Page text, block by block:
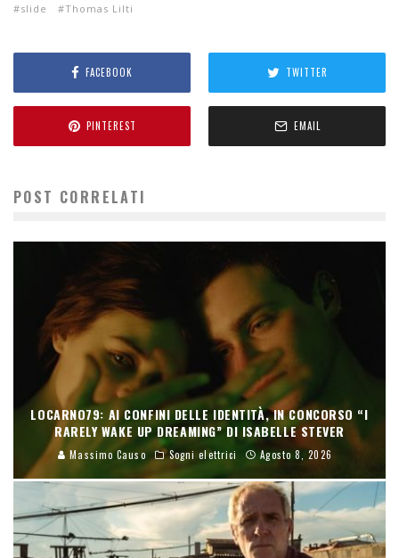
slide
Thomas Lilti
FACEBOOK TWITTER
PINTEREST EMAIL
POST CORRELATI
LOCARNO79: AI CONFINI DELLE IDENTITÀ, IN CONCORSO “I
RARELY WAKE UP DREAMING” DI ISABELLE STEVER
Massimo Causo Sogni elettrici Agosto 8, 2026